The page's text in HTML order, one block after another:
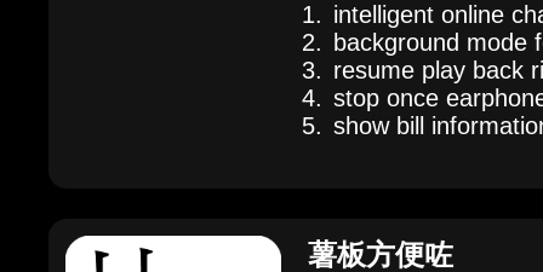
intelligent online
background mode
resume play back
stop once
show bill
薯板方便咗